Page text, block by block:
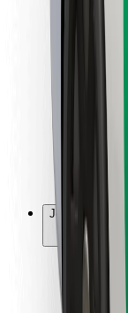
Bolt Food
Bolt for
Jotain muuta
Ehdot